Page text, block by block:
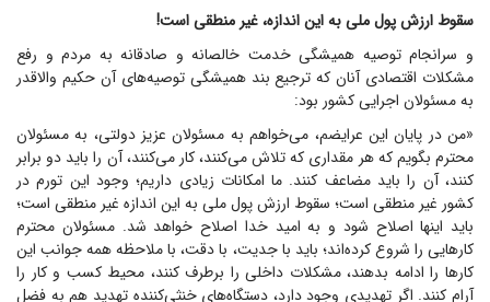
سقوط ارزش پول ملی به این اندازه، غیر منطقی است!
و سرانجام توصیه همیشگی خدمت خالصانه و صادقانه به مردم و رفع
مشکلات اقتصادی آنان که ترجیع بند همیشگی توصیه‌های آن حکیم والاقدر
به مسئولان اجرایی کشور بود:
«من در پایان این عرایضم، می‌خواهم به مسئولان عزیز دولتی، به مسئولان
محترم بگویم که هر مقداری که تلاش می‌کنند، کار می‌کنند، آن را باید دو برابر
کنند، آن را باید مضاعف کنند. ما امکانات زیادی داریم؛ وجود این تورم در
کشور غیر منطقی است؛ سقوط ارزش پول ملی به این اندازه غیر منطقی است؛
باید اینها اصلاح شود و به امید خدا اصلاح خواهد شد. مسئولان محترم
کار‌هایی را شروع کرده‌اند؛ باید با جدیت، با دقت، با ملاحظه همه جوانب این
کار‌ها را ادامه بدهند، مشکلات داخلی را برطرف کنند، محیط کسب و کار را
آرام کنند. اگر تهدیدی وجود دارد، دستگاه‌های خنثی‌کننده تهدید هم به فضل